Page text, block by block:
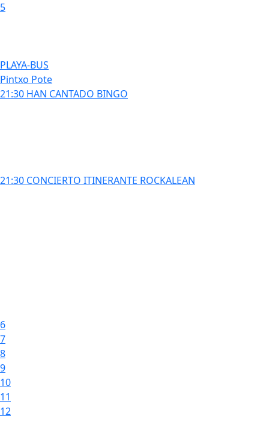
5
PLAYA-BUS
Pintxo Pote
21:30 HAN CANTADO BINGO
21:30 CONCIERTO ITINERANTE ROCKALEAN
6
7
8
9
10
11
12